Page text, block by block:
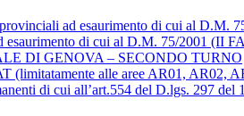
ad esaurimento di cui al D.M.
esaurimento di cui al D.M. 75/2001 (II
DI GENOVA – SECONDO TURNO
(limitatamente alle aree AR01, AR02,
di cui all’art.554 del D.lgs. 297